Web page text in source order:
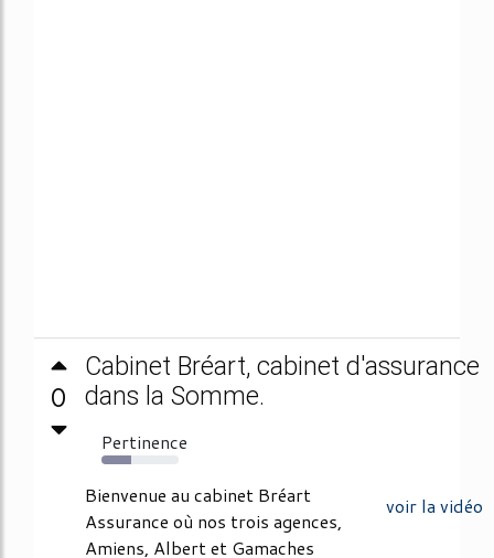
0
Cabinet Bréart, cabinet d'assurance
dans la Somme.
Pertinence
39%
voir la vidéo
Bienvenue au cabinet Bréart
Assurance où nos trois agences,
Amiens, Albert et Gamaches